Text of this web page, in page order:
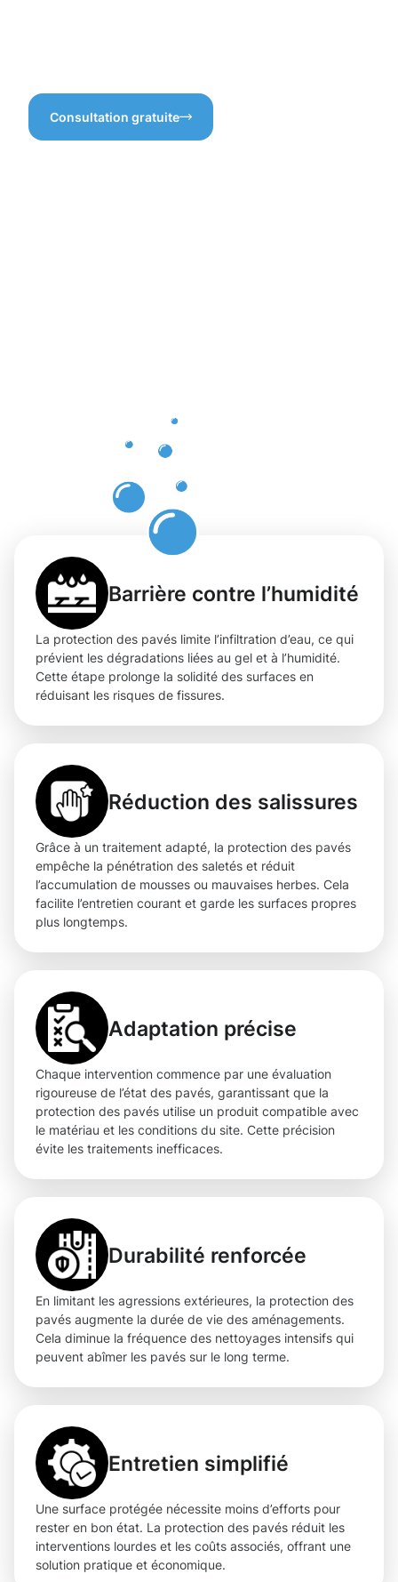
Consultation gratuite
Barrière contre l’humidité
La protection des pavés limite l’infiltration d’eau, ce qui
prévient les dégradations liées au gel et à l’humidité.
Cette étape prolonge la solidité des surfaces en
réduisant les risques de fissures.
Réduction des salissures
Grâce à un traitement adapté, la protection des pavés
empêche la pénétration des saletés et réduit
l’accumulation de mousses ou mauvaises herbes. Cela
facilite l’entretien courant et garde les surfaces propres
plus longtemps.
Adaptation précise
Chaque intervention commence par une évaluation
rigoureuse de l’état des pavés, garantissant que la
protection des pavés utilise un produit compatible avec
le matériau et les conditions du site. Cette précision
évite les traitements inefficaces.
Durabilité renforcée
En limitant les agressions extérieures, la protection des
pavés augmente la durée de vie des aménagements.
Cela diminue la fréquence des nettoyages intensifs qui
peuvent abîmer les pavés sur le long terme.
Entretien simplifié
Une surface protégée nécessite moins d’efforts pour
rester en bon état. La protection des pavés réduit les
interventions lourdes et les coûts associés, offrant une
solution pratique et économique.